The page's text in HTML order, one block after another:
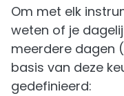
Om met elk
weten of je
meerdere dagen
basis van deze
gedefinieerd: